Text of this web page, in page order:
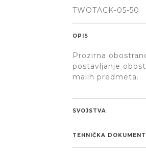
TWOTACK-05-50
OPIS
Prozirna
postavljanje
malih predmeta.
SVOJSTVA
TEHNIČKA